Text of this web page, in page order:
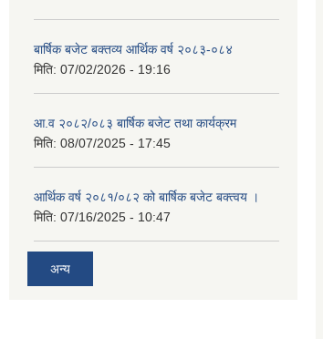
बार्षिक बजेट बक्तव्य आर्थिक वर्ष २०८३-०८४
मिति: 07/02/2026 - 19:16
आ.व २०८२/०८३ बार्षिक बजेट तथा कार्यक्रम
मिति: 08/07/2025 - 17:45
आर्थिक वर्ष २०८१/०८२ को बार्षिक बजेट बक्त्वय ।
मिति: 07/16/2025 - 10:47
अन्य